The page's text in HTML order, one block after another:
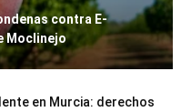
contra E-
Moclinejo
en Murcia: derechos